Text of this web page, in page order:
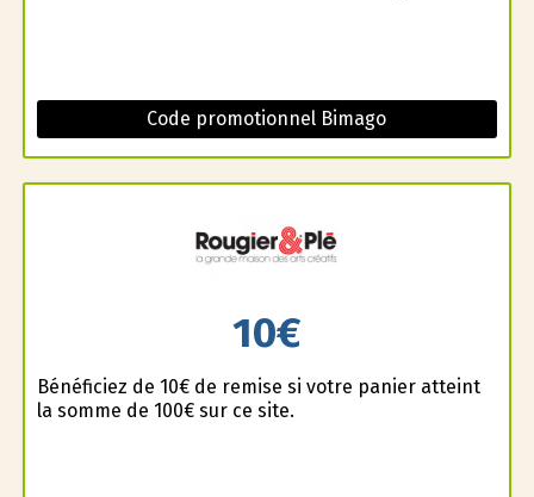
Code promotionnel Bimago
10€
Bénéficiez de 10€ de remise si votre panier atteint
la somme de 100€ sur ce site.